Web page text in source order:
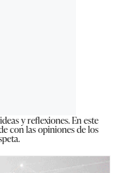
y reflexiones. En este
con las opiniones de los